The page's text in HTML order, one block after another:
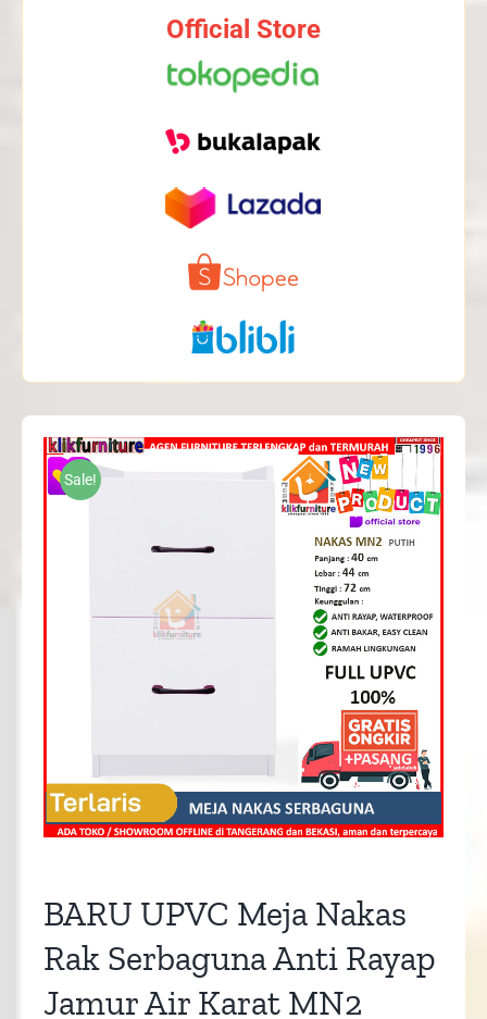
Official Store
Sale!
BARU UPVC Meja Nakas
Rak Serbaguna Anti Rayap
Jamur Air Karat MN2